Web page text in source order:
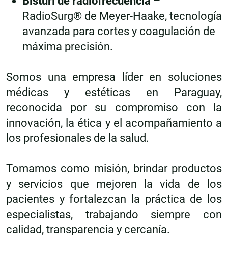
RadioSurg® de Meyer-Haake, tecnología
avanzada para cortes y coagulación de
máxima precisión.
Somos una empresa líder en soluciones
médicas y estéticas en Paraguay,
reconocida por su compromiso con la
innovación, la ética y el acompañamiento a
los profesionales de la salud.
Tomamos como misión, brindar productos
y servicios que mejoren la vida de los
pacientes y fortalezcan la práctica de los
especialistas, trabajando siempre con
calidad, transparencia y cercanía.